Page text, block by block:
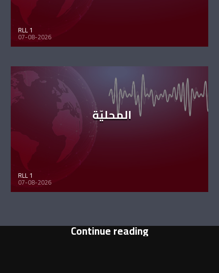
RLL 1
07-08-2026
المحليّة
RLL 1
07-08-2026
Continue reading